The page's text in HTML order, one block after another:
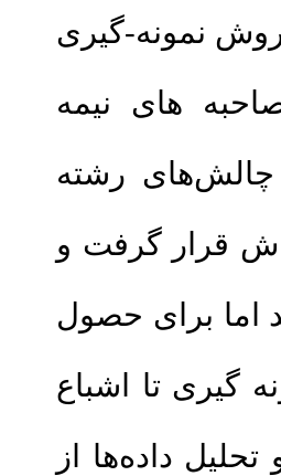
۱۴۰۱ تا اردیبهشت ۱۴۰۲ به روش نمونه-گیری
های نیمه
چالش‌های رشته
قرار گرفت و
اما برای حصول
گیری تا اشباع
تحلیل داده‌ها از